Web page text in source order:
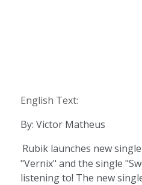
English Text:
By: Victor Matheus
Rubik launches new
"Vernix" and the single
listening to! The new